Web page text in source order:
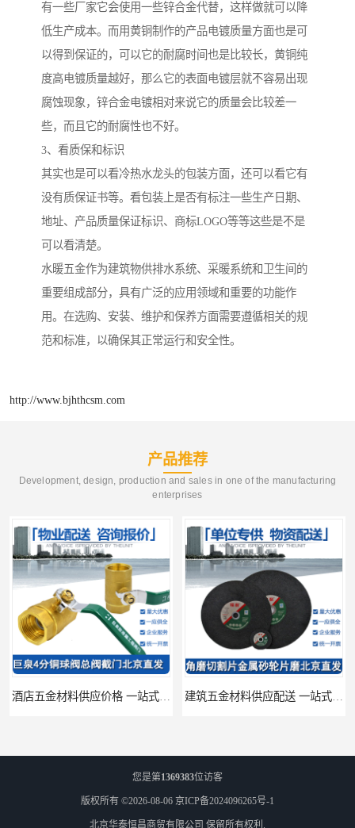
有一些厂家它会使用一些锌合金代替，这样做就可以降
低生产成本。而用黄铜制作的产品电镀质量方面也是可
以得到保证的，可以它的耐腐时间也是比较长，黄铜纯
度高电镀质量越好，那么它的表面电镀层就不容易出现
腐蚀现象，锌合金电镀相对来说它的质量会比较差一
些，而且它的耐腐性也不好。
3、看质保和标识
其实也是可以看冷热水龙头的包装方面，还可以看它有
没有质保证书等。看包装上是否有标注一些生产日期、
地址、产品质量保证标识、商标LOGO等等这些是不是
可以看清楚。
水暖五金作为建筑物供排水系统、采暖系统和卫生间的
重要组成部分，具有广泛的应用领域和重要的功能作
用。在选购、安装、维护和保养方面需要遵循相关的规
范和标准，以确保其正常运行和安全性。
http://www.bjhthcsm.com
产品推荐
Development, design, production and sales in one of the manufacturing
enterprises
您是第1369383位访客
版权所有 ©2026-08-06 京ICP备2024096265号-1
北京华泰恒昌商贸有限公司 保留所有权利.